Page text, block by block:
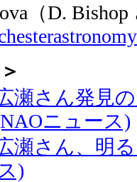
（D.
瀬さん発見
ニュース)
瀬さん、明
)